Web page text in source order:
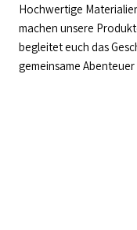
Hochwertige
machen unsere
begleitet euch das
gemeinsame Abenteuer